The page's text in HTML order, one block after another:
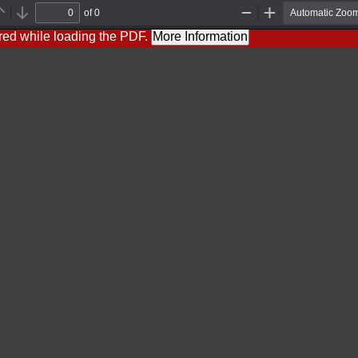
Previous
Next
of 0
Out
while loading the PDF. More Information